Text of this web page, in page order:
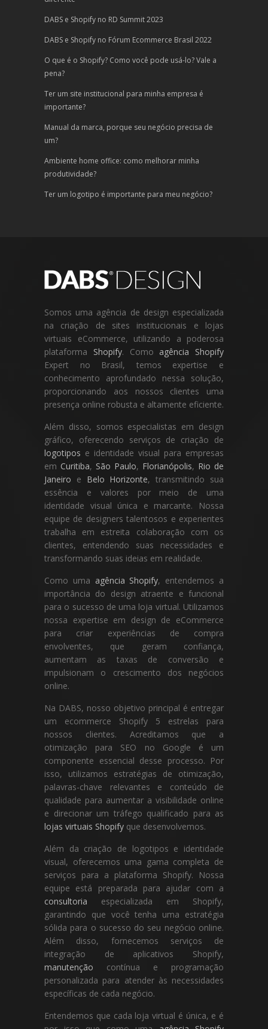
DABS e Shopify no RD Summit 2023
DABS e Shopify no Fórum Ecommerce Brasil 2022
O que é o Shopify? Como você pode usá-lo? Vale a
pena?
Ter um site institucional para minha empresa é
importante?
Manual da marca, porque seu negócio precisa de
um?
Ambiente home office: como melhorar minha
produtividade?
Ter um logotipo é importante para meu negócio?
Somos uma agência de design especializada
na criação de sites institucionais e lojas
virtuais eCommerce, utilizando a poderosa
plataforma Shopify. Como agência Shopify
Expert no Brasil, temos expertise e
conhecimento aprofundado nessa solução,
proporcionando aos nossos clientes uma
presença online robusta e altamente eficiente.
Além disso, somos especialistas em design
gráfico, oferecendo serviços de criação de
logotipos e identidade visual para empresas
em Curitiba, São Paulo, Florianópolis, Rio de
Janeiro e Belo Horizonte, transmitindo sua
essência e valores por meio de uma
identidade visual única e marcante. Nossa
equipe de designers talentosos e experientes
trabalha em estreita colaboração com os
clientes, entendendo suas necessidades e
transformando suas ideias em realidade.
Como uma agência Shopify, entendemos a
importância do design atraente e funcional
para o sucesso de uma loja virtual. Utilizamos
nossa expertise em design de eCommerce
para criar experiências de compra
envolventes, que geram confiança,
aumentam as taxas de conversão e
impulsionam o crescimento dos negócios
online.
Na DABS, nosso objetivo principal é entregar
um ecommerce Shopify 5 estrelas para
nossos clientes. Acreditamos que a
otimização para SEO no Google é um
componente essencial desse processo. Por
isso, utilizamos estratégias de otimização,
palavras-chave relevantes e conteúdo de
qualidade para aumentar a visibilidade online
e direcionar um tráfego qualificado para as
lojas virtuais Shopify que desenvolvemos.
Além da criação de logotipos e identidade
visual, oferecemos uma gama completa de
serviços para a plataforma Shopify. Nossa
equipe está preparada para ajudar com a
consultoria especializada em Shopify,
garantindo que você tenha uma estratégia
sólida para o sucesso do seu negócio online.
Além disso, fornecemos serviços de
integração de aplicativos Shopify,
manutenção contínua e programação
personalizada para atender às necessidades
específicas de cada negócio.
Entendemos que cada loja virtual é única, e é